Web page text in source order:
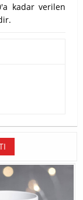
kadar verilen